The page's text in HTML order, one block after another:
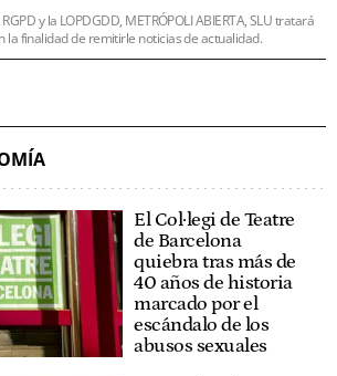
y la LOPDGDD, METRÓPOLI ABIERTA, SLU tratará
la finalidad de remitirle noticias de actualidad.
El Col·legi de Teatre
de Barcelona
quiebra tras más de
40 años de historia
marcado por el
escándalo de los
abusos sexuales